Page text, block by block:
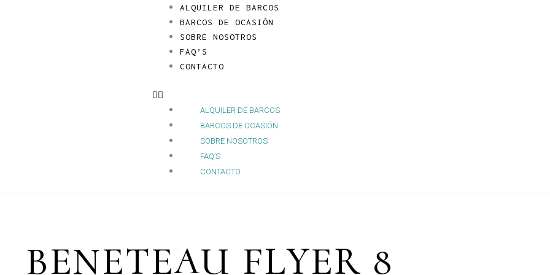
ALQUILER DE BARCOS
BARCOS DE OCASIÓN
SOBRE NOSOTROS
FAQ’S
CONTACTO
Menú
ALQUILER DE BARCOS
BARCOS DE OCASIÓN
SOBRE NOSOTROS
FAQ’S
CONTACTO
BENETEAU FLYER 8